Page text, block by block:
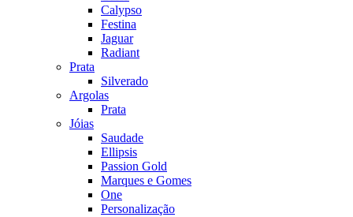
Calypso
Festina
Jaguar
Radiant
Prata
Silverado
Argolas
Prata
Jóias
Saudade
Ellipsis
Passion Gold
Marques e Gomes
One
Personalização